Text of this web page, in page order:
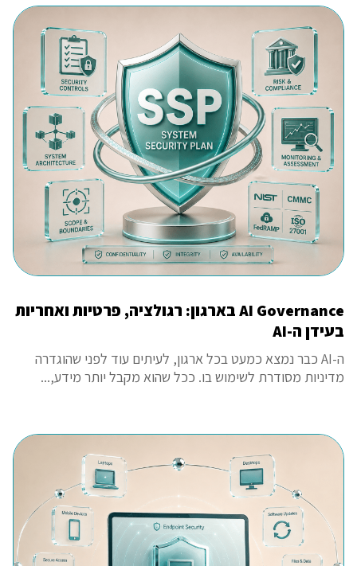
AI Governance בארגון: רגולציה, פרטיות ואחריות
בעידן ה-AI
ה-AI כבר נמצא כמעט בכל ארגון, לעיתים עוד לפני שהוגדרה
מדיניות מסודרת לשימוש בו. ככל שהוא מקבל יותר מידע,...